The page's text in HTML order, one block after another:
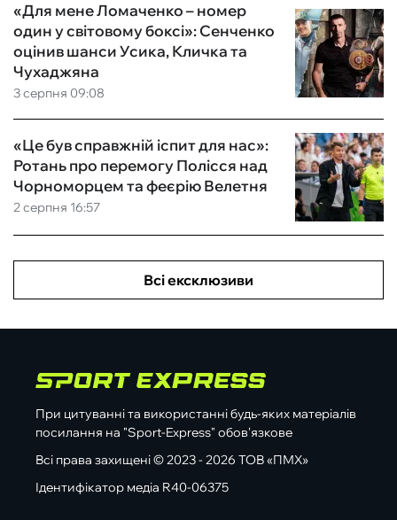
3 серпня 09:08
«Для мене Ломаченко – номер
один у світовому боксі»: Сенченко
оцінив шанси Усика, Кличка та
Чухаджяна
2 серпня 16:57
«Це був справжній іспит для нас»:
Ротань про перемогу Полісся над
Чорноморцем та феєрію Велетня
Всі ексклюзиви
При цитуванні та використанні будь-яких матеріалів
посилання на "Sport-Express" обов'язкове
Всі права захищені © 2023 - 2026 ТОВ «ПМХ»
Ідентифікатор медіа R40-06375